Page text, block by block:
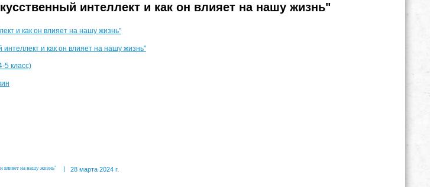
интеллект и как он влияет на нашу жизнь"
и как он влияет на нашу жизнь"
и как он влияет на нашу жизнь"
5 класс)
влияет на нашу жизнь" | 28 марта 2024 г.